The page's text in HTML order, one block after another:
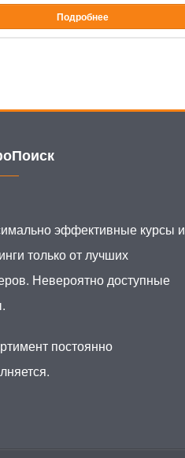
Подробнее
эффективные курсы и
только от лучших
Невероятно доступные
постоянно